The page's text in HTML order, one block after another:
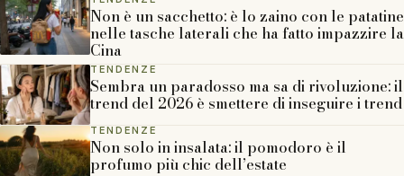
Non è un sacchetto: è lo zaino con le patatine
nelle tasche laterali che ha fatto impazzire la
Cina
TENDENZE
Sembra un paradosso ma sa di rivoluzione: il
trend del 2026 è smettere di inseguire i trend
TENDENZE
Non solo in insalata: il pomodoro è il
profumo più chic dell’estate